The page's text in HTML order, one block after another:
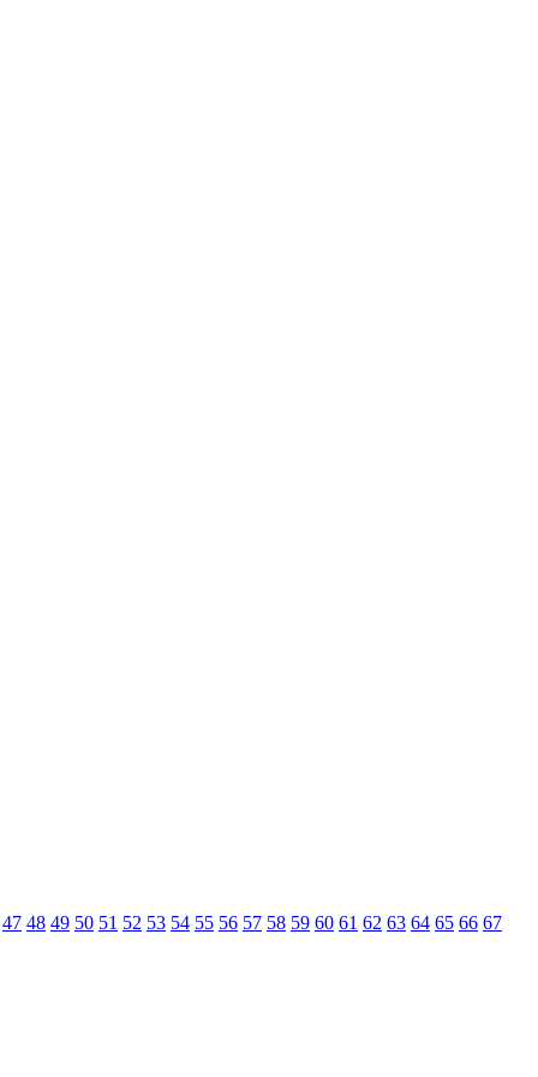
47 48 49 50 51 52 53 54 55 56 57 58 59 60 61 62 63 64 65 66 67